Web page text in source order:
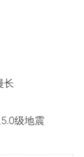
长
级地震